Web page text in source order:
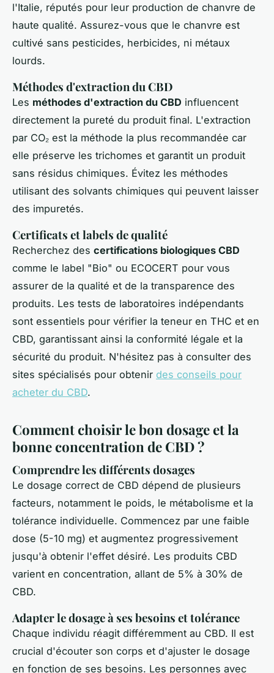
l'Italie, réputés pour leur production de chanvre de
haute qualité. Assurez-vous que le chanvre est
cultivé sans pesticides, herbicides, ni métaux
lourds.
Méthodes d'extraction du CBD
Les méthodes d'extraction du CBD influencent
directement la pureté du produit final. L'extraction
par CO₂ est la méthode la plus recommandée car
elle préserve les trichomes et garantit un produit
sans résidus chimiques. Évitez les méthodes
utilisant des solvants chimiques qui peuvent laisser
des impuretés.
Certificats et labels de qualité
Recherchez des certifications biologiques CBD
comme le label "Bio" ou ECOCERT pour vous
assurer de la qualité et de la transparence des
produits. Les tests de laboratoires indépendants
sont essentiels pour vérifier la teneur en THC et en
CBD, garantissant ainsi la conformité légale et la
sécurité du produit. N'hésitez pas à consulter des
sites spécialisés pour obtenir des conseils pour
acheter du CBD.
Comment choisir le bon dosage et la
bonne concentration de CBD ?
Comprendre les différents dosages
Le dosage correct de CBD dépend de plusieurs
facteurs, notamment le poids, le métabolisme et la
tolérance individuelle. Commencez par une faible
dose (5-10 mg) et augmentez progressivement
jusqu'à obtenir l'effet désiré. Les produits CBD
varient en concentration, allant de 5% à 30% de
CBD.
Adapter le dosage à ses besoins et tolérance
Chaque individu réagit différemment au CBD. Il est
crucial d'écouter son corps et d'ajuster le dosage
en fonction de ses besoins. Les personnes avec